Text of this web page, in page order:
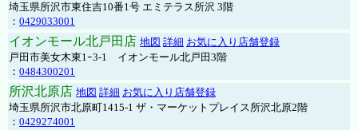
埼玉県所沢市東住吉10番1号 エミテラス所沢 3階
： 0429033001
イオンモール北戸田店 地図 詳細 お気に入り店舗登録
戸田市美女木東1ｰ3‐1 イオンモール北戸田3階
： 0484300201
所沢北原店 地図 詳細 お気に入り店舗登録
埼玉県所沢市北原町1415-1 ザ・マーケットプレイス所沢北原2階
： 0429274001